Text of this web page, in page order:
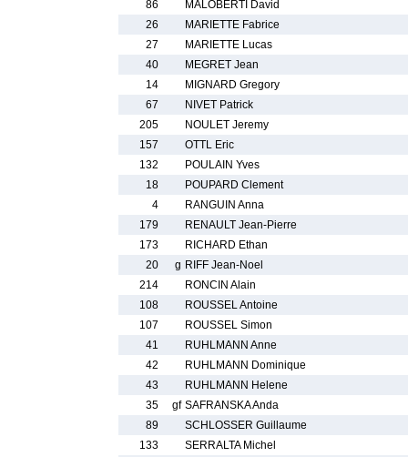
86
MALOBERTI David
26
MARIETTE Fabrice
27
MARIETTE Lucas
40
MEGRET Jean
14
MIGNARD Gregory
67
NIVET Patrick
205
NOULET Jeremy
157
OTTL Eric
132
POULAIN Yves
18
POUPARD Clement
4
RANGUIN Anna
179
RENAULT Jean-Pierre
173
RICHARD Ethan
20
g RIFF Jean-Noel
214
RONCIN Alain
108
ROUSSEL Antoine
107
ROUSSEL Simon
41
RUHLMANN Anne
42
RUHLMANN Dominique
43
RUHLMANN Helene
35
gf SAFRANSKA Anda
89
SCHLOSSER Guillaume
133
SERRALTA Michel